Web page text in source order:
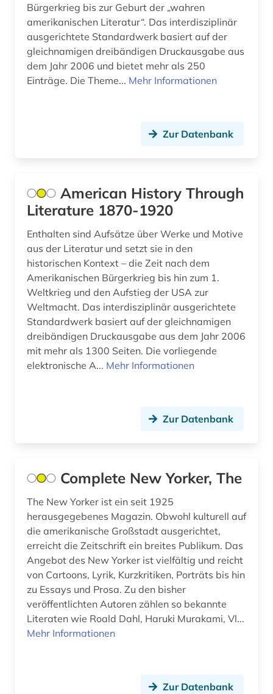
Bürgerkrieg bis zur Geburt der „wahren
amerikanischen Literatur“. Das interdisziplinär
ausgerichtete Standardwerk basiert auf der
gleichnamigen dreibändigen Druckausgabe aus
dem Jahr 2006 und bietet mehr als 250
Einträge. Die Theme... Mehr Informationen
Zur Datenbank
American History Through
Literature 1870-1920
Enthalten sind Aufsätze über Werke und Motive
aus der Literatur und setzt sie in den
historischen Kontext – die Zeit nach dem
Amerikanischen Bürgerkrieg bis hin zum 1.
Weltkrieg und den Aufstieg der USA zur
Weltmacht. Das interdisziplinär ausgerichtete
Standardwerk basiert auf der gleichnamigen
dreibändigen Druckausgabe aus dem Jahr 2006
mit mehr als 1300 Seiten. Die vorliegende
elektronische A... Mehr Informationen
Zur Datenbank
Complete New Yorker, The
The New Yorker ist ein seit 1925
herausgegebenes Magazin. Obwohl kulturell auf
die amerikanische Großstadt ausgerichtet,
erreicht die Zeitschrift ein breites Publikum. Das
Angebot des New Yorker ist vielfältig und reicht
von Cartoons, Lyrik, Kurzkritiken, Porträts bis hin
zu Essays und Prosa. Zu den bisher
veröffentlichten Autoren zählen so bekannte
Literaten wie Roald Dahl, Haruki Murakami, Vl...
Mehr Informationen
Zur Datenbank